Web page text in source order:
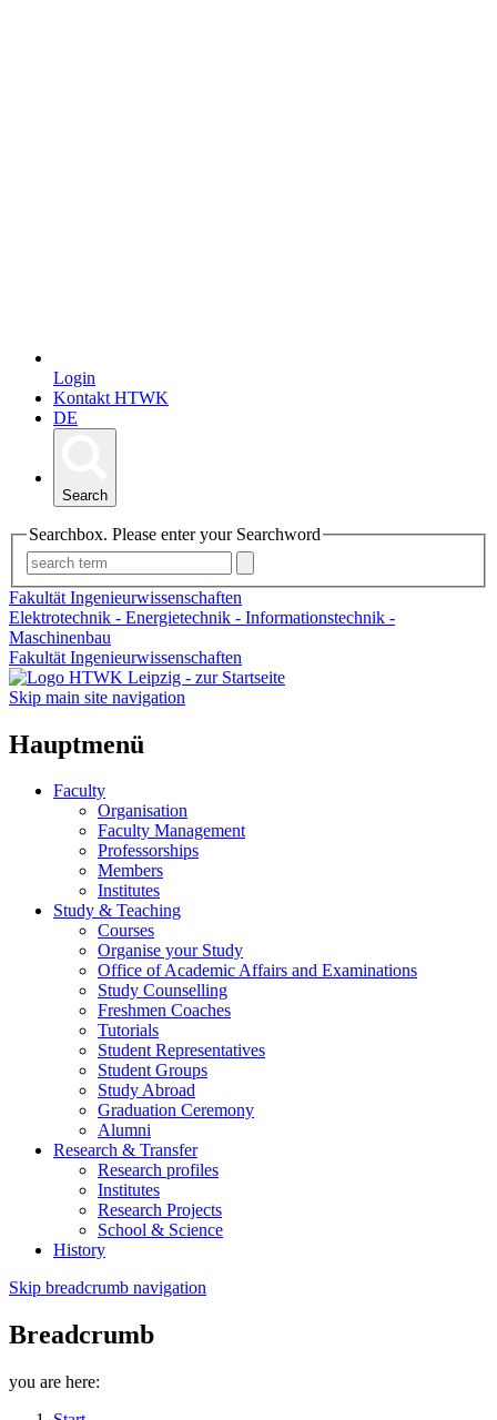
Login
Kontakt HTWK
DE
Search
Searchbox. Please enter your Searchword
Fakultät Ingenieurwissenschaften
Elektrotechnik - Energietechnik - Informationstechnik -
Maschinenbau
Fakultät Ingenieurwissenschaften
Skip main site navigation
Hauptmenü
Faculty
Organisation
Faculty Management
Professorships
Members
Institutes
Study & Teaching
Courses
Organise your Study
Office of Academic Affairs and Examinations
Study Counselling
Freshmen Coaches
Tutorials
Student Representatives
Student Groups
Study Abroad
Graduation Ceremony
Alumni
Research & Transfer
Research profiles
Institutes
Research Projects
School & Science
History
Skip breadcrumb navigation
Breadcrumb
you are here: